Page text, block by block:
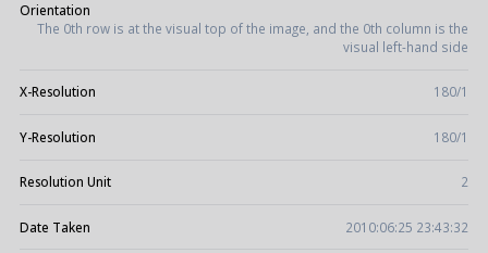
Orientation
The 0th row is at the visual top of the image, and the 0th column is the
visual left-hand side
X-Resolution 180/1
Y-Resolution 180/1
Resolution Unit 2
Date Taken 2010:06:25 23:43:32